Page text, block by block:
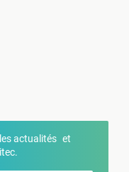
actualités et